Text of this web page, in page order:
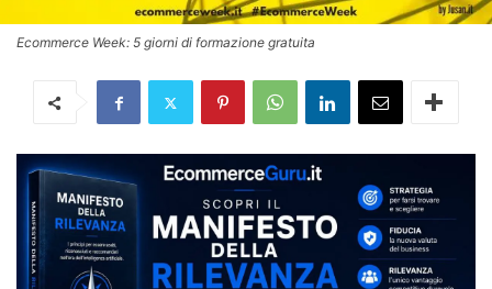
Ecommerce Week: 5 giorni di formazione gratuita